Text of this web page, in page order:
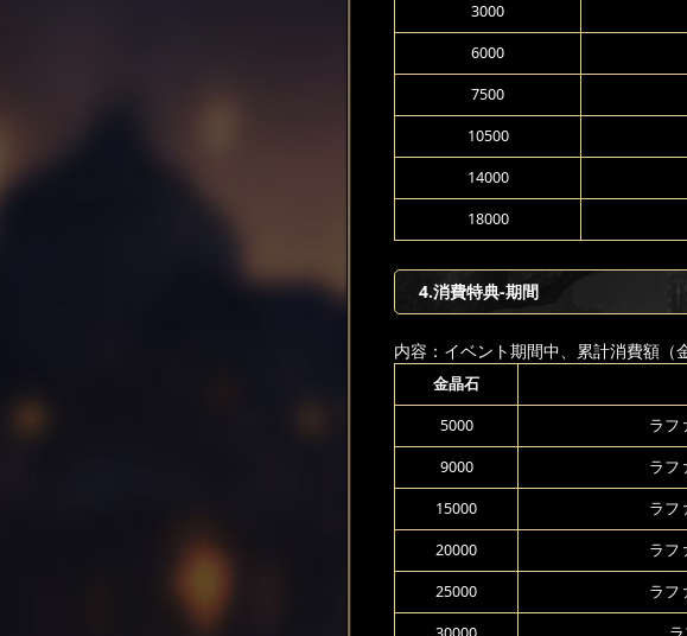
3000
6000
7500
10500
14000
18000
4.消費特典-期間
内容：イベント期間中、累計消費額（
金晶石
5000 ラフ
9000 ラフ
15000 ラフ
20000 ラフ
25000 ラフ